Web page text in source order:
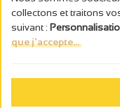
L’abus d’alcool est
collectons et traitons
suivant :
que j'accepte...